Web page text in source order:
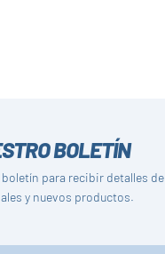
BOLETÍN
para recibir detalles de
y nuevos productos.